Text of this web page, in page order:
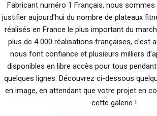
Fabricant numéro 1 Français, nous
justifier aujourd’hui du nombre de plateaux
réalisés en France le plus important du
plus de 4 000 réalisations françaises, c’est
nous font confiance et plusieurs milliers
disponibles en libre accès pour tous
quelques lignes. Découvrez ci-dessous
en image, en attendant que votre projet en
cette galerie !